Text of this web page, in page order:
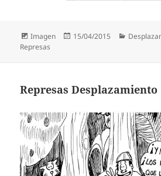
Formato
Imagen
Publicado
15/04/2015
Represas
Represas Desplazamiento